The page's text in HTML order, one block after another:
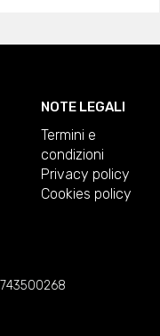
NOTE LEGALI
Termini e
condizioni
Privacy policy
Cookies policy